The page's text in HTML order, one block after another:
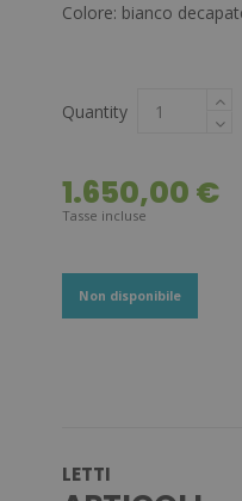
Colore: bianco
Quantity
1.650,00 €
Tasse incluse
Non disponibile
LETTI